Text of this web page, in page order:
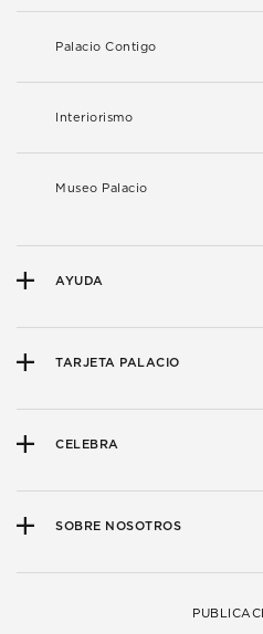
Palacio Contigo
Interiorismo
Museo Palacio
AYUDA
TARJETA PALACIO
CELEBRA
SOBRE NOSOTROS